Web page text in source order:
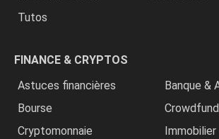
Tutos
FINANCE & CRYPTOS
Astuces financières
Banque &
Bourse
Cryptomonnaie
Immobilier